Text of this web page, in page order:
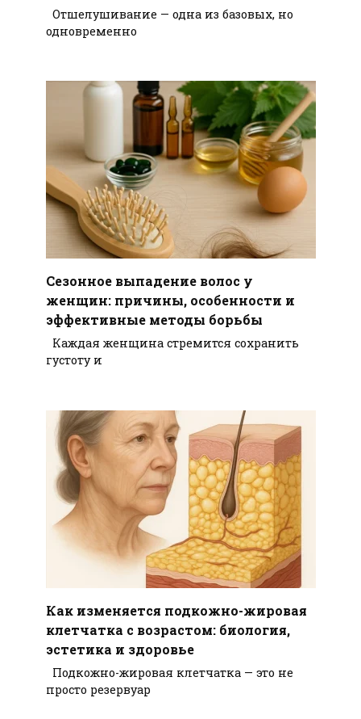
Отшелушивание — одна из базовых, но
одновременно
Сезонное выпадение волос у
женщин: причины, особенности и
эффективные методы борьбы
Каждая женщина стремится сохранить
густоту и
Как изменяется подкожно-жировая
клетчатка с возрастом: биология,
эстетика и здоровье
Подкожно-жировая клетчатка — это не
просто резервуар